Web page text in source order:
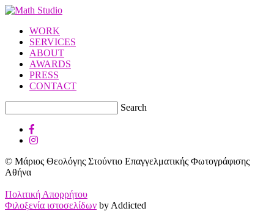
WORK
SERVICES
ABOUT
AWARDS
PRESS
CONTACT
Search
© Μάριος Θεολόγης Στούντιο Επαγγελματικής Φωτογράφισης
Αθήνα
Πολιτική Απορρήτου
Φιλοξενία ιστοσελίδων by Addicted